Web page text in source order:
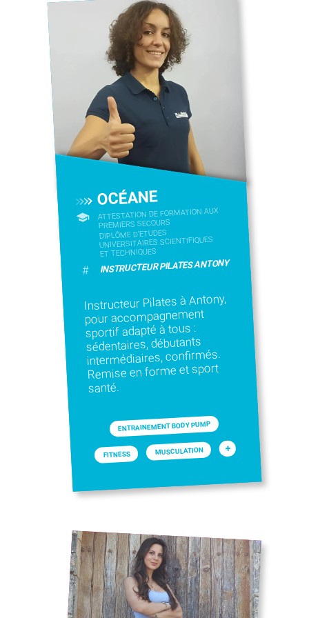
OCÉANE
ATTESTATION DE FORMATION AUX
PREMIERS SECOURS
DIPLÔME D'ETUDES
UNIVERSITAIRES SCIENTIFIQUES
ET TECHNIQUES
# INSTRUCTEUR PILATES ANTONY
Instructeur Pilates à Antony,
pour accompagnement
sportif adapté à tous :
sédentaires, débutants
intermédiaires, confirmés.
Remise en forme et sport
santé.
ENTRAINEMENT BODY PUMP
FITNESS MUSCULATION +